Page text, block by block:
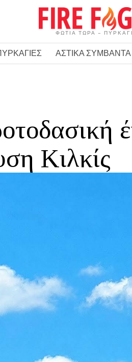
ΦΩΤΙΑ ΤΩΡΑ –
ΑΣΤΙΚΑ ΣΥΜΒΑΝΤΑ
Κιλκίς